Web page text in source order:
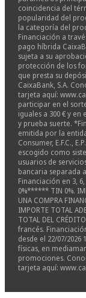
coincidencia del
popularidad del
la categoría del
Financiación a
pago híbrida
sujeta a su
protección de los
que presta su
CaixaBank, S.A.
tarjeta aquí:
participar en el
iguales a 300 € y
y prueba suerte.
emitida por la
Consumer, E.F.C.,
escogido como
usuarios de
bancaria separada
Financiación en 3,
0%****** TIN 0%.
UNA COMPRA
IMPORTE TOTAL
TOTAL DEL
francés.
desde el 22/07/2026
físicas, en
promociones.
tarjeta aquí: